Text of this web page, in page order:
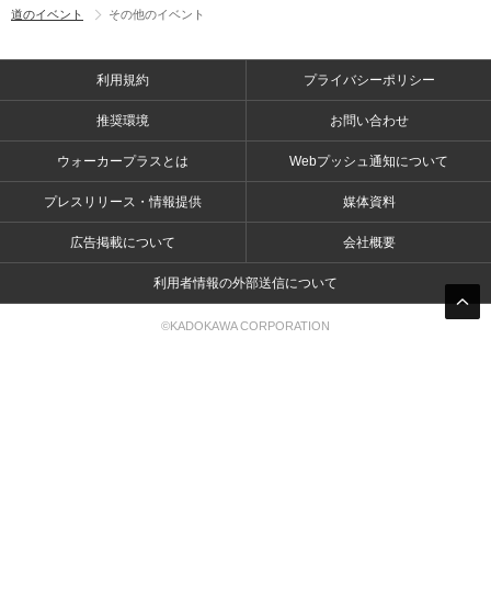
道のイベント
その他のイベント
利用規約 プライバシーポリシー
推奨環境 お問い合わせ
ウォーカープラスとは Webプッシュ通知について
プレスリリース・情報提供 媒体資料
広告掲載について 会社概要
利用者情報の外部送信について
©KADOKAWA CORPORATION